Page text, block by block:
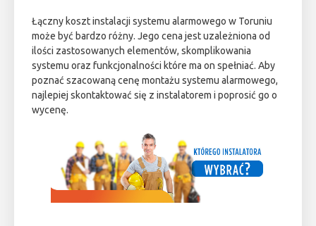
Łączny koszt instalacji systemu alarmowego w Toruniu
może być bardzo różny. Jego cena jest uzależniona od
ilości zastosowanych elementów, skomplikowania
systemu oraz funkcjonalności które ma on spełniać. Aby
poznać szacowaną cenę montażu systemu alarmowego,
najlepiej skontaktować się z instalatorem i poprosić go o
wycenę.